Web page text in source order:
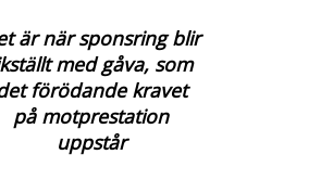
är när sponsring blir
med gåva, som
förödande kravet
på motprestation
uppstår